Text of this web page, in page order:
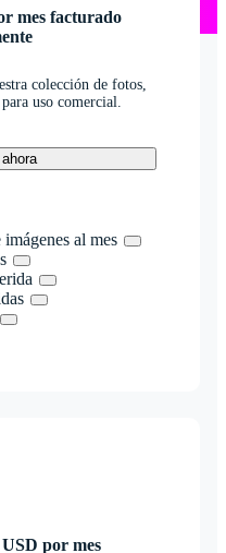
mes facturado
colección de fotos,
uso comercial.
al mes
USD por mes